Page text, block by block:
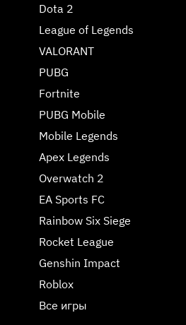
Dota 2
League of Legends
VALORANT
PUBG
Fortnite
PUBG Mobile
Mobile Legends
Apex Legends
Overwatch 2
EA Sports FC
Rainbow Six Siege
Rocket League
Genshin Impact
Roblox
Все игры